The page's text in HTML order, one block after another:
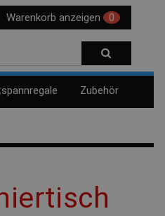
Warenkorb anzeigen 0
Zubehör